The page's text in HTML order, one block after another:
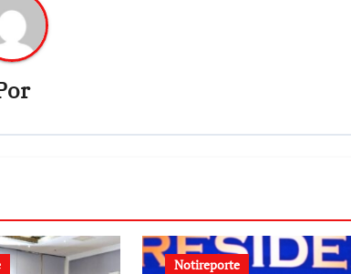
Notireporte